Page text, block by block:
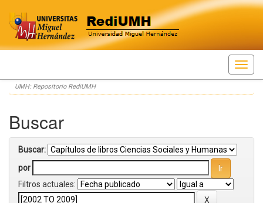
Skip
navigation
UMH: Repositorio RediUMH
Buscar
Buscar:
por
Filtros actuales: